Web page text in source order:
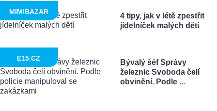
4 tipy, jak v létě zpestřit
jídelníček malých dětí
MIMIBAZAR
Bývalý šéf Správy
železnic Svoboda čelí
obvinění. Podle ...
E15.CZ